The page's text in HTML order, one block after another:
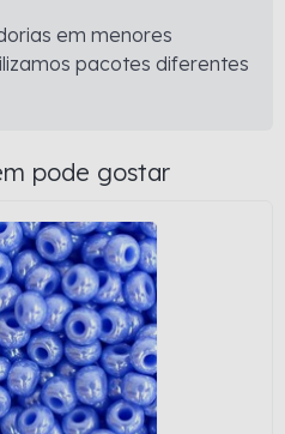
em menores
pacotes diferentes
pode gostar